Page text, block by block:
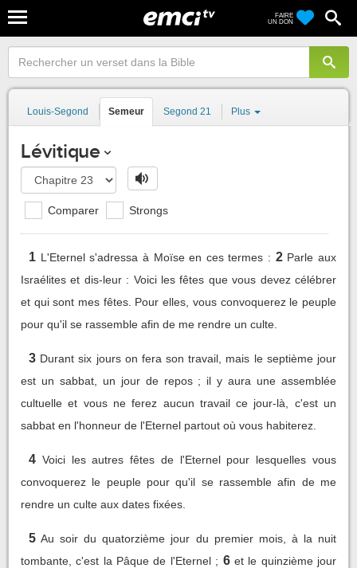
FAIRE
UN DON
Louis-Segond Semeur Segond 21 Plus
Lévitique
Comparer Strongs
1 L'Eternel s'adressa à Moïse en ces termes : 2 Parle aux
Israélites et dis-leur : Voici les fêtes que vous devez célébrer
et qui sont mes fêtes. Pour elles, vous convoquerez le peuple
pour qu'il se rassemble afin de me rendre un culte.
3 Durant six jours on fera son travail, mais le septième jour
est un sabbat, un jour de repos ; il y aura une assemblée
cultuelle et vous ne ferez aucun travail ce jour-là, c'est un
sabbat en l'honneur de l'Eternel partout où vous habiterez.
4 Voici les autres fêtes de l'Eternel pour lesquelles vous
convoquerez le peuple pour qu'il se rassemble afin de me
rendre un culte aux dates fixées.
5 Au soir du quatorzième jour du premier mois, à la nuit
tombante, c'est la Pâque de l'Eternel ; 6 et le quinzième jour